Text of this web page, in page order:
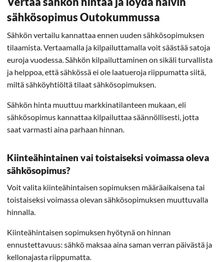
sähkösopimus Outokummussa
Sähkön vertailu kannattaa ennen uuden sähkösopimuksen
tilaamista. Vertaamalla ja kilpailuttamalla voit säästää satoja
euroja vuodessa. Sähkön kilpailuttaminen on sikäli turvallista
ja helppoa, että sähkössä ei ole laatueroja riippumatta siitä,
miltä sähköyhtiöltä tilaat sähkösopimuksen.
Sähkön hinta muuttuu markkinatilanteen mukaan, eli
sähkösopimus kannattaa kilpailuttaa säännöllisesti, jotta
saat varmasti aina parhaan hinnan.
Kiinteähintainen vai toistaiseksi voimassa oleva
sähkösopimus?
Voit valita kiinteähintaisen sopimuksen määräaikaisena tai
toistaiseksi voimassa olevan sähkösopimuksen muuttuvalla
hinnalla.
Kiinteähintaisen sopimuksen hyötynä on hinnan
ennustettavuus: sähkö maksaa aina saman verran päivästä ja
kellonajasta riippumatta.